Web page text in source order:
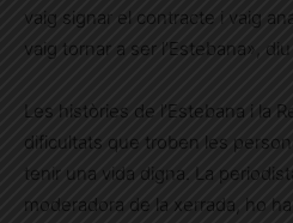
vaig signar el contracte i vaig
vaig tornar a ser l’Estebana», diu
Les històries de l’Estebana i la
dificultats que troben les
tenir una vida digna. La
moderadora de la xerrada, ho